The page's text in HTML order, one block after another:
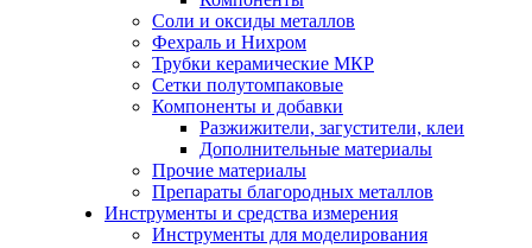
Соли и оксиды металлов
Фехраль и Нихром
Трубки керамические МКР
Сетки полутомпаковые
Компоненты и добавки
Разжижители, загустители, клеи
Дополнительные материалы
Прочие материалы
Препараты благородных металлов
Инструменты и средства измерения
Инструменты для моделирования